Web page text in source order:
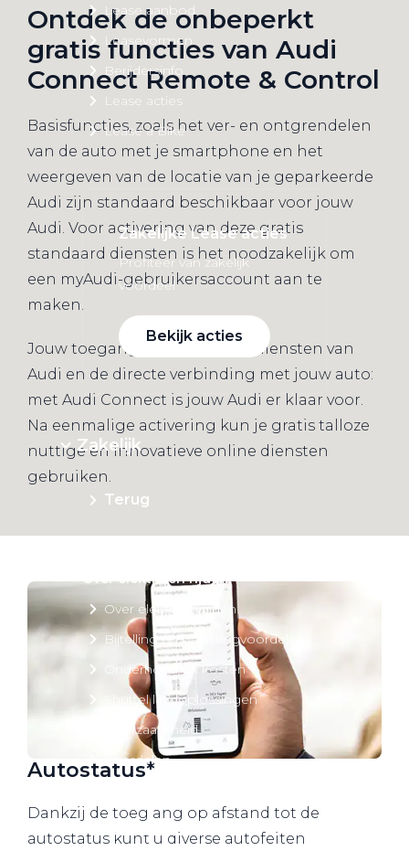
Lease aanbod
Leasevormen
Berijdersinfo
Lease acties
Lease a Bike
Zakelijke Lease acties
Profiteer van zakelijk
voordeel
Bekijk acties
Zakelijk
Terug
Over elektrisch rijden
Over elektrisch rijden
Bijtelling en belastingvoordelen
Onderhoud en kosten
Shuttel laadoplossingen
Duurzaamheid
Voordelen
Aanbod elektrisch
Ontdek de onbeperkt
gratis functies van Audi
Connect Remote & Control
Basisfuncties, zoals het ver- en ontgrendelen
van de auto met je smartphone en het
weergeven van de locatie van je geparkeerde
Audi zijn standaard beschikbaar voor jouw
Audi. Voor activering van deze gratis
standaard diensten is het noodzakelijk om
een myAudi-gebruikersaccount aan te
maken.
Jouw toegang tot de digitale diensten van
Audi en de directe verbinding met jouw auto:
met Audi Connect is jouw Audi er klaar voor.
Na eenmalige activering kun je gratis talloze
nuttige en innovatieve online diensten
gebruiken.
Autostatus*
Dankzij de toeg ang op afstand tot de
autostatus kunt u diverse autofeiten